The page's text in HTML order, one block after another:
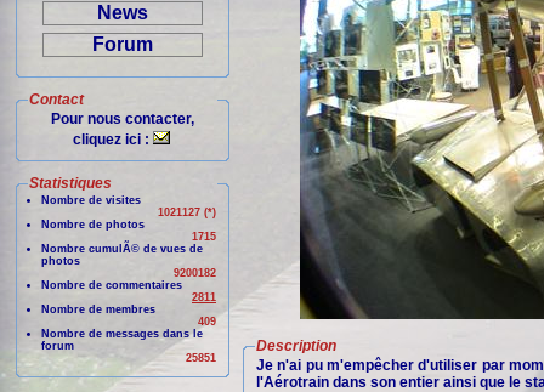
News
Forum
Contact
Pour nous contacter,
cliquez ici :
Statistiques
Nombre de visites
1021127 (*)
Nombre de photos
1715
Nombre cumulÃ© de vues de
photos
9200182
Nombre de commentaires
2811
Nombre de membres
409
Nombre de messages dans le
forum
25851
Description
Je n'ai pu m'empêcher d'utiliser par
l'Aérotrain dans son entier ainsi que le